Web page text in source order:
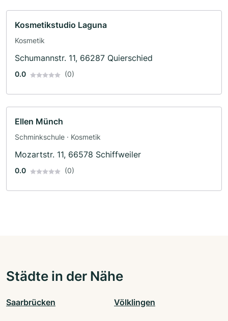
Kosmetikstudio Laguna
Kosmetik
Schumannstr. 11, 66287 Quierschied
0.0 (0)
Ellen Münch
Schminkschule · Kosmetik
Mozartstr. 11, 66578 Schiffweiler
0.0 (0)
Städte in der Nähe
Saarbrücken Völklingen